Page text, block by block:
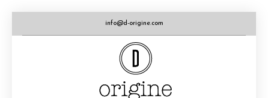
info@d-origine.com